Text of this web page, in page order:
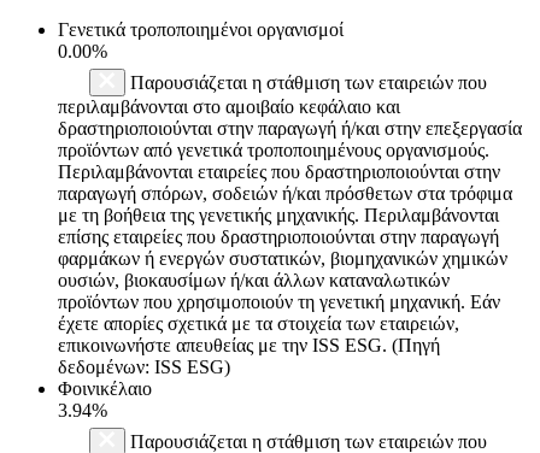
Γενετικά τροποποιημένοι οργανισμοί
0.00%
Παρουσιάζεται η στάθμιση των εταιρειών που
περιλαμβάνονται στο αμοιβαίο κεφάλαιο και
δραστηριοποιούνται στην παραγωγή ή/και στην επεξεργασία
προϊόντων από γενετικά τροποποιημένους οργανισμούς.
Περιλαμβάνονται εταιρείες που δραστηριοποιούνται στην
παραγωγή σπόρων, σοδειών ή/και πρόσθετων στα τρόφιμα
με τη βοήθεια της γενετικής μηχανικής. Περιλαμβάνονται
επίσης εταιρείες που δραστηριοποιούνται στην παραγωγή
φαρμάκων ή ενεργών συστατικών, βιομηχανικών χημικών
ουσιών, βιοκαυσίμων ή/και άλλων καταναλωτικών
προϊόντων που χρησιμοποιούν τη γενετική μηχανική. Εάν
έχετε απορίες σχετικά με τα στοιχεία των εταιρειών,
επικοινωνήστε απευθείας με την ISS ESG. (Πηγή
δεδομένων: ISS ESG)
Φοινικέλαιο
3.94%
Παρουσιάζεται η στάθμιση των εταιρειών που